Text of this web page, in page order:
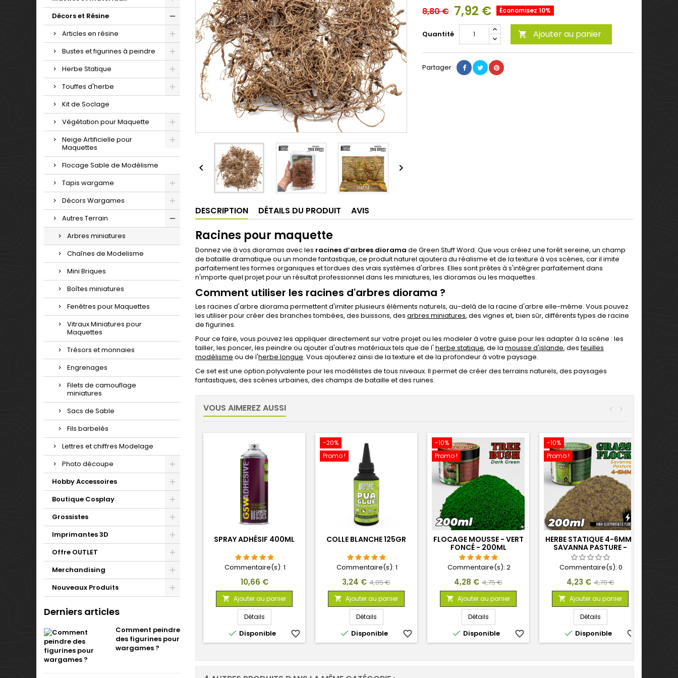
Décors et Résine
Articles en résine
Bustes et figurines à peindre
Herbe Statique
Touffes d'herbe
Kit de Soclage
Végétation pour Maquette
Neige Artificielle pour
Maquettes
Flocage Sable de Modélisme
Tapis wargame
Décors Wargames
Autres Terrain
Arbres miniatures
Chaînes de Modelisme
Mini Briques
Boîtes miniatures
Fenêtres pour Maquettes
Vitraux Miniatures pour
Maquettes
Trésors et monnaies
Engrenages
Filets de camouflage
miniatures
Sacs de Sable
Fils barbelés
Lettres et chiffres Modelage
Photo découpe
Hobby Accessoires
Boutique Cosplay
Grossistes
Imprimantes 3D
Offre OUTLET
Merchandising
Nouveaux Produits
Derniers articles
Comment peindre
des figurines pour
wargames ?
 
8,80 € 7,92 € Économisez 10%
Quantité  Ajouter au panier
Partager
DESCRIPTION DÉTAILS DU PRODUIT AVIS
Racines pour maquette
Donnez vie à vos dioramas avec les racines d’arbres diorama de Green Stuff Word. Que vous créiez une forêt sereine, un champ
de bataille dramatique ou un monde fantastique, ce produit naturel ajoutera du réalisme et de la texture à vos scènes, car il imite
parfaitement les formes organiques et tordues des vrais systèmes d'arbres. Elles sont prêtes à s'intégrer parfaitement dans
n'importe quel projet pour un résultat professionnel dans les miniatures, les dioramas ou les maquettes.
Comment utiliser les racines d'arbres diorama ?
Les racines d'arbre diorama permettent d'imiter plusieurs éléments naturels, au-delà de la racine d'arbre elle-même. Vous pouvez
les utiliser pour créer des branches tombées, des buissons, des arbres miniatures, des vignes et, bien sûr, différents types de racine
de figurines.
Pour ce faire, vous pouvez les appliquer directement sur votre projet ou les modeler à votre guise pour les adapter à la scène : les
tailler, les poncer, les peindre ou ajouter d'autres matériaux tels que de l' herbe statique, de la mousse d'islande, desfeuilles
modélisme ou de l'herbe longue. Vous ajouterez ainsi de la texture et de la profondeur à votre paysage.
Ce set est une option polyvalente pour les modélistes de tous niveaux. Il permet de créer des terrains naturels, des paysages
fantastiques, des scènes urbaines, des champs de bataille et des ruines.
VOUS AIMEREZ AUSSI >
<
SPRAY ADHÉSIF 400ML
Commentaire(s): 1
Prix
10,66 €
 Ajouter au panier
Détails
 Disponible favorite_border
-20%
Promo !
COLLE BLANCHE 125GR
Commentaire(s): 1
Prix
3,24 € Prix
de
base
4,05 €
 Ajouter au panier
Détails
 Disponible favorite_border
-10%
Promo !
FLOCAGE MOUSSE - VERT
FONCÉ - 200ML
Commentaire(s): 2
Prix
4,28 € Prix
de
base
4,75 €
 Ajouter au panier
Détails
 Disponible favorite_border
-10%
Promo !
HERBE STATIQUE 4-6MM-
SAVANNA PASTURE -
200ML
Commentaire(s): 0
Prix
4,23 € Prix
de
base
4,70 €
 Ajouter au panier
Détails
 Disponible favorite_border